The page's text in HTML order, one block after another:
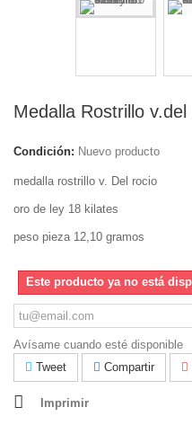
Medalla Rostrillo
Condición: Nuevo producto
medalla rostrillo v. Del rocio
oro de ley 18 kilates
peso pieza 12,10 gramos
Este producto ya no está
Avísame cuando esté disponible
Tweet
Compartir
Imprimir